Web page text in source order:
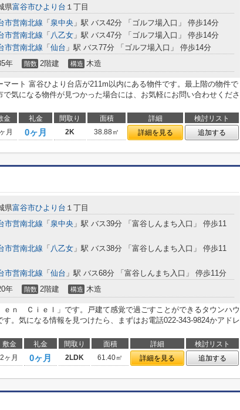
県富谷市ひより台 １丁目
市営南北線 「 泉中央 」駅 バス42分 「ゴルフ場入口」 停歩14分
市営南北線 「 八乙女 」駅 バス47分 「ゴルフ場入口」 停歩14分
市営南北線 「 仙台 」駅 バス77分 「ゴルフ場入口」 停歩14分
年 階数 2階建 構造 木造
マート 富谷ひより台店が211m以内にある物件です。最上階の物件で
で気になる物件が見つかった場合には、お気軽にお問い合わせくださ
金 礼金 間取り 面積 詳細
検討リスト
月 0ヶ月 2K 38.88㎡ 詳細を見る 追加する
県富谷市ひより台 １丁目
市営南北線 「 泉中央 」駅 バス39分 「富谷しんまち入口」 停歩11
市営南北線 「 八乙女 」駅 バス38分 「富谷しんまち入口」 停歩11
市営南北線 「 仙台 」駅 バス68分 「富谷しんまち入口」 停歩11分
年 階数 2階建 構造 木造
ｅｎ Ｃｉｅｌ」です。戸建て感覚で過ごすことができるタウンハウ
す。気になる情報を見つけたら、まずはお電話022-343-9824かアドレ
敷金 礼金 間取り 面積 詳細
検討リスト
2ヶ月 0ヶ月 2LDK 61.40㎡ 詳細を見る 追加する